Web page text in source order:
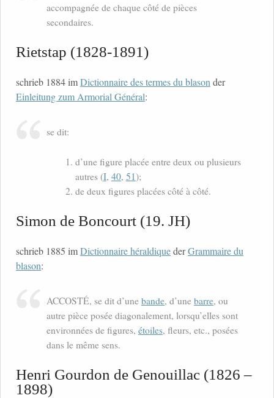
accompagnée de chaque côté de pièces
secondaires.
Rietstap (1828-1891)
schrieb 1884 imDictionnaire des termes du blason der
Einleitung zum Armorial Général:
se dit:
d’une figure placée entre deux ou plusieurs
autres (I, 40, 51);
de deux figures placées côté à côté.
Simon de Boncourt (19. JH)
schrieb 1885 imDictionnaire héraldiquederGrammaire du
blason:
ACCOSTÉ, se dit d’une bande, d’une barre, ou
autre pièce posée diagonalement, lorsqu’elles sont
environnées de figures, étoiles, fleurs, etc., posées
dans le même sens.
Henri Gourdon de Genouillac (1826 –
1898)